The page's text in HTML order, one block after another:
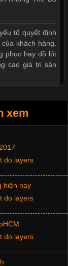
tố quyết định
khách hàng.
phục hay đồ lót
cao giá trị sản
nhất hiện nay
đối tượng.
sản phẩm. Mỗi
xem
giá sỉ
hiện nay